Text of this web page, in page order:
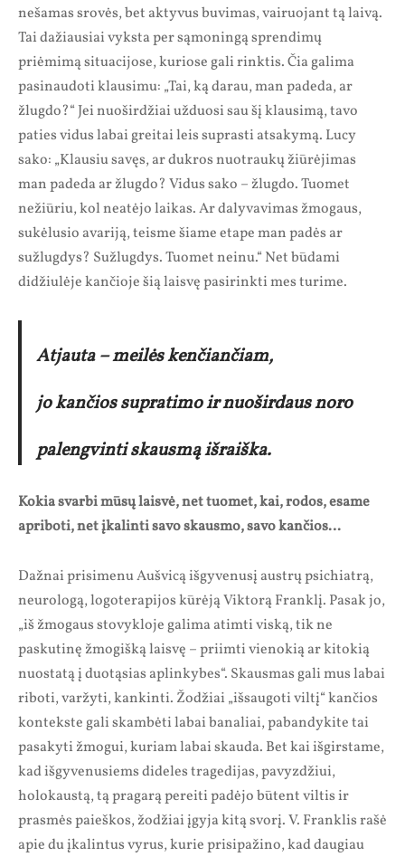
nešamas srovės, bet aktyvus buvimas, vairuojant tą laivą.
Tai dažiausiai vyksta per sąmoningą sprendimų
priėmimą situacijose, kuriose gali rinktis. Čia galima
pasinaudoti klausimu: „Tai, ką darau, man padeda, ar
žlugdo?“ Jei nuoširdžiai užduosi sau šį klausimą, tavo
paties vidus labai greitai leis suprasti atsakymą. Lucy
sako: „Klausiu savęs, ar dukros nuotraukų žiūrėjimas
man padeda ar žlugdo? Vidus sako – žlugdo. Tuomet
nežiūriu, kol neatėjo laikas. Ar dalyvavimas žmogaus,
sukėlusio avariją, teisme šiame etape man padės ar
sužlugdys? Sužlugdys. Tuomet neinu.“ Net būdami
didžiulėje kančioje šią laisvę pasirinkti mes turime.
Atjauta – meilės kenčiančiam,
jo kančios supratimo ir nuoširdaus noro
palengvinti skausmą išraiška.
Kokia svarbi mūsų laisvė, net tuomet, kai, rodos, esame
apriboti, net įkalinti savo skausmo, savo kančios…
Dažnai prisimenu Aušvicą išgyvenusį austrų psichiatrą,
neurologą, logoterapijos kūrėją Viktorą Franklį. Pasak jo,
„iš žmogaus stovykloje galima atimti viską, tik ne
paskutinę žmogišką laisvę – priimti vienokią ar kitokią
nuostatą į duotąsias aplinkybes“. Skausmas gali mus labai
riboti, varžyti, kankinti. Žodžiai „išsaugoti viltį“ kančios
kontekste gali skambėti labai banaliai, pabandykite tai
pasakyti žmogui, kuriam labai skauda. Bet kai išgirstame,
kad išgyvenusiems dideles tragedijas, pavyzdžiui,
holokaustą, tą pragarą pereiti padėjo būtent viltis ir
prasmės paieškos, žodžiai įgyja kitą svorį. V. Franklis rašė
apie du įkalintus vyrus, kurie prisipažino, kad daugiau